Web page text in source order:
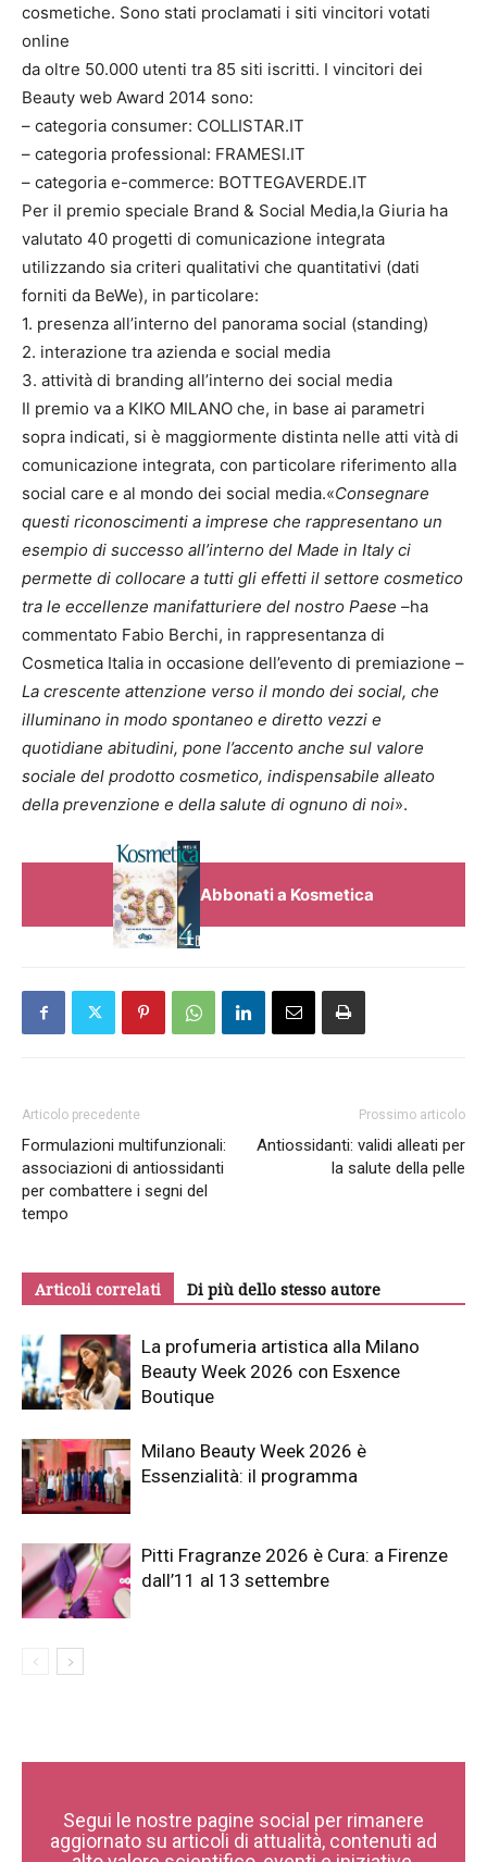
cosmetiche. Sono stati proclamati i siti vincitori votati
online
da oltre 50.000 utenti tra 85 siti iscritti. I vincitori dei
Beauty web Award 2014 sono:
– categoria consumer: COLLISTAR.IT
– categoria professional: FRAMESI.IT
– categoria e-commerce: BOTTEGAVERDE.IT
Per il premio speciale Brand & Social Media,la Giuria ha
valutato 40 progetti di comunicazione integrata
utilizzando sia criteri qualitativi che quantitativi (dati
forniti da BeWe), in particolare:
1. presenza all’interno del panorama social (standing)
2. interazione tra azienda e social media
3. attività di branding all’interno dei social media
Il premio va a KIKO MILANO che, in base ai parametri
sopra indicati, si è maggiormente distinta nelle atti vità di
comunicazione integrata, con particolare riferimento alla
social care e al mondo dei social media.«Consegnare
questi riconoscimenti a imprese che rappresentano un
esempio di successo all’interno del Made in Italy ci
permette di collocare a tutti gli effetti il settore cosmetico
tra le eccellenze manifatturiere del nostro Paese –ha
commentato Fabio Berchi, in rappresentanza di
Cosmetica Italia in occasione dell’evento di premiazione –
La crescente attenzione verso il mondo dei social, che
illuminano in modo spontaneo e diretto vezzi e
quotidiane abitudini, pone l’accento anche sul valore
sociale del prodotto cosmetico, indispensabile alleato
della prevenzione e della salute di ognuno di noi».
Abbonati a Kosmetica
Articolo precedente
Formulazioni multifunzionali:
associazioni di antiossidanti
per combattere i segni del
tempo
Prossimo articolo
Antiossidanti: validi alleati per
la salute della pelle
Articoli correlati Di più dello stesso autore
La profumeria artistica alla Milano
Beauty Week 2026 con Esxence
Boutique
Milano Beauty Week 2026 è
Essenzialità: il programma
Pitti Fragranze 2026 è Cura: a Firenze
dall’11 al 13 settembre
Segui le nostre pagine social per rimanere
aggiornato su articoli di attualità, contenuti ad